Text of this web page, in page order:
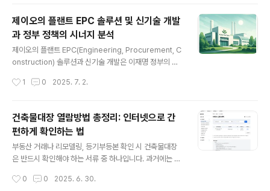
투자 심리가 급속히 악화되면서 차익 실현 물량이 쏟아졌고, 당일 오후 기준 10~1
3% 이상 급락하는 주가 흐름을 보였습니다.태양광 등 신재생 에너지 부문에서 매출
과 흑자를 기록하긴 했으나, ..
제이오의 플랜트 EPC 솔루션 및 신기술 개발
과 정부 정책의 시너지 분석
제이오의 플랜트 EPC(Engineering, Procurement, C
onstruction) 솔루션과 신기술 개발은 이재명 정부의 산
적 지원과 제이오의 기술적 역량이 결합되며, 특히 이차전
니다. 플랜트 EPC 솔루션의 경쟁력제이오는 30년 이상 축
적된 EPC 노하우를 바탕으로 종합 솔루션을 제공합니다.
주요 강점은 다음과 같습니다:자체 설계 기술: ASPEN PL
US, AUTO CAD 등 공정모사 및 기본설계 툴을 활용한
맞춤형 설계.다양한 산업 적용: 이차전지, 반도체, 석유화
식 전극 공정 플랜트 공급 계약 체결로 이차전지 생산 비
1 0 2025. 7. 2.
건축물대장 열람방법 총정리: 인터넷으로 간
편하게 확인하는 법
부동산 거래나 리모델링, 등기부등본 확인 시 건축물대장
은 반드시 확인해야 하는 서류 중 하나입니다. 과거에는 시·
로도 빠르게 확인할 수 있어 누구나 쉽게 이용할 수 있습니
0 0 2025. 6. 30.